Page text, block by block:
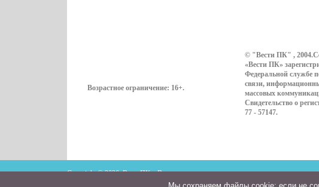
Возрастное ограничение: 16+.
© "Вести ПК" ,
«Вести ПК»
Федеральной службе
связи,
массовых
Свидетельство о
77 - 57147.
Copyright © 2026. ВестиПК в Воронеже